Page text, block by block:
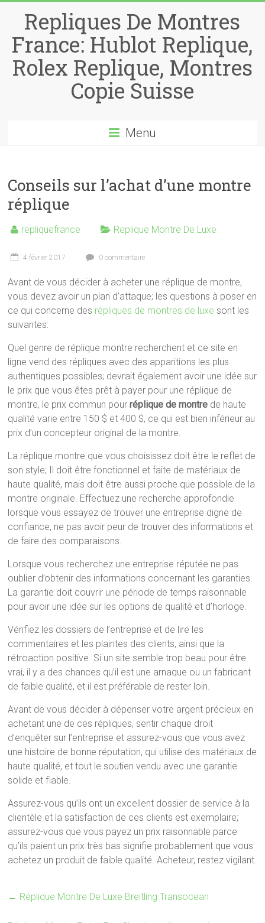
Repliques De Montres
France: Hublot Replique,
Rolex Replique, Montres
Copie Suisse
Menu
Conseils sur l’achat d’une montre
réplique
repliquefrance Replique Montre De Luxe
4 février 2017 0 commentaire
Avant de vous décider à acheter une réplique de montre,
vous devez avoir un plan d’attaque; les questions à poser en
ce qui concerne des répliques de montres de luxe sont les
suivantes:
Quel genre de réplique montre recherchent et ce site en
ligne vend des répliques avec des apparitions les plus
authentiques possibles; devrait également avoir une idée sur
le prix que vous êtes prêt à payer pour une réplique de
montre, le prix commun pourréplique de montre de haute
qualité varie entre 150 $ et 400 $, ce qui est bien inférieur au
prix d’un concepteur original de la montre.
La réplique montre que vous choisissez doit être le reflet de
son style; Il doit être fonctionnel et faite de matériaux de
haute qualité, mais doit être aussi proche que possible de la
montre originale. Effectuez une recherche approfondie
lorsque vous essayez de trouver une entreprise digne de
confiance, ne pas avoir peur de trouver des informations et
de faire des comparaisons.
Lorsque vous recherchez une entreprise réputée ne pas
oublier d’obtenir des informations concernant les garanties.
La garantie doit couvrir une période de temps raisonnable
pour avoir une idée sur les options de qualité et d’horloge.
Vérifiez les dossiers de l’entreprise et de lire les
commentaires et les plaintes des clients, ainsi que la
rétroaction positive. Si un site semble trop beau pour être
vrai, il y a des chances qu’il est une arnaque ou un fabricant
de faible qualité, et il est préférable de rester loin.
Avant de vous décider à dépenser votre argent précieux en
achetant une de ces répliques, sentir chaque droit
d’enquêter sur l’entreprise et assurez-vous que vous avez
une histoire de bonne réputation, qui utilise des matériaux de
haute qualité, et tout le soutien vendu avec une garantie
solide et fiable.
Assurez-vous qu’ils ont un excellent dossier de service à la
clientèle et la satisfaction de ces clients est exemplaire;
assurez-vous que vous payez un prix raisonnable parce
qu’ils paient un prix très bas signifie probablement que vous
achetez un produit de faible qualité. Acheteur, restez vigilant.
← Réplique Montre De Luxe Breitling Transocean